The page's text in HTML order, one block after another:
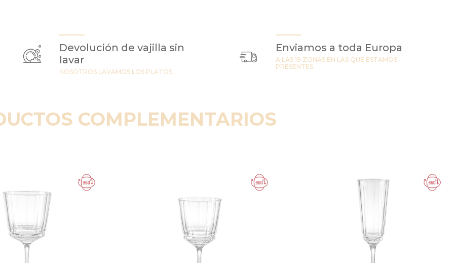
Devolución de vajilla sin
lavar
NOSOTROS LAVAMOS LOS PLATOS
Enviamos a toda Europa
A LAS 19 ZONAS EN LAS QUE ESTAMOS
PRESENTES
COMPLEMENTARIOS